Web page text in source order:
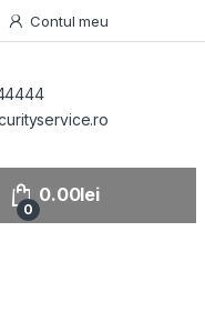
Contul meu
0
0.00lei